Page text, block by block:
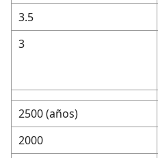
3.5
3
2500 (años)
2000